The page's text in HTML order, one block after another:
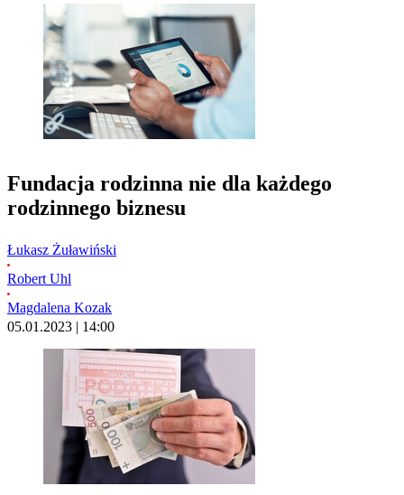
Fundacja rodzinna nie dla każdego
rodzinnego biznesu
Łukasz Żuławiński
Robert Uhl
Magdalena Kozak
05.01.2023 | 14:00